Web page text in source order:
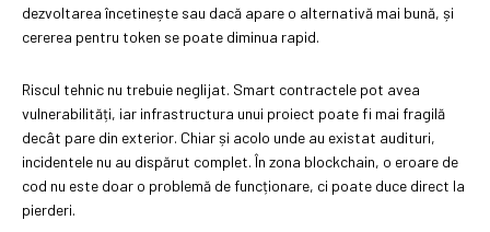
dezvoltarea încetinește sau dacă apare o alternativă mai bună, și
cererea pentru token se poate diminua rapid.
Riscul tehnic nu trebuie neglijat. Smart contractele pot avea
vulnerabilități, iar infrastructura unui proiect poate fi mai fragilă
decât pare din exterior. Chiar și acolo unde au existat audituri,
incidentele nu au dispărut complet. În zona blockchain, o eroare de
cod nu este doar o problemă de funcționare, ci poate duce direct la
pierderi.